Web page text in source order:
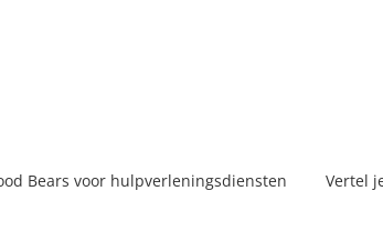
Bears voor hulpverleningsdiensten Vertel